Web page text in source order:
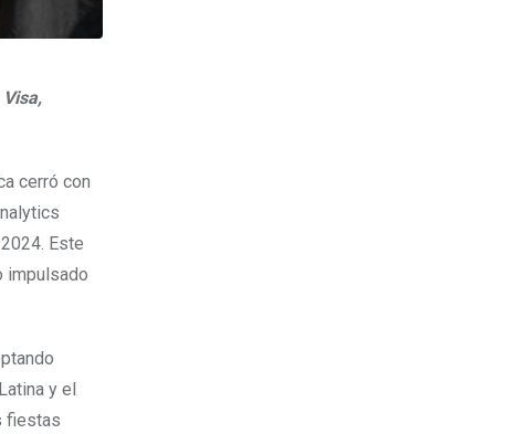
cerró con
Este
impulsado
y el
fiestas